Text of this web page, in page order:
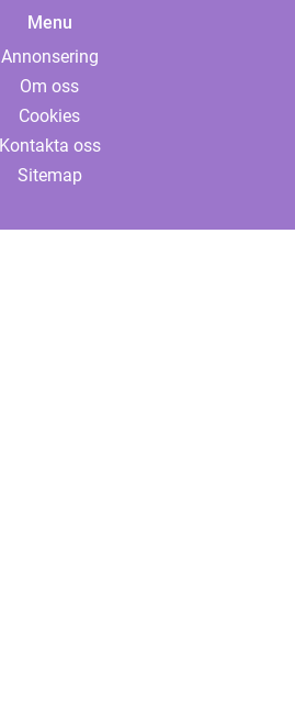
Menu
Annonsering
Om oss
Cookies
Kontakta oss
Sitemap